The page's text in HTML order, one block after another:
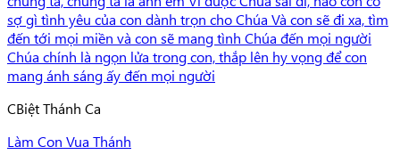
sợ gì tình yêu của con dành trọn cho Chúa Và con sẽ đi xa, tìm
đến tới mọi miền và con sẽ mang tình Chúa đến mọi người
Chúa chính là ngọn lửa trong con, thắp lên hy vọng để con
mang ánh sáng ấy đến mọi người
CBiệt Thánh Ca
Làm Con Vua Thánh